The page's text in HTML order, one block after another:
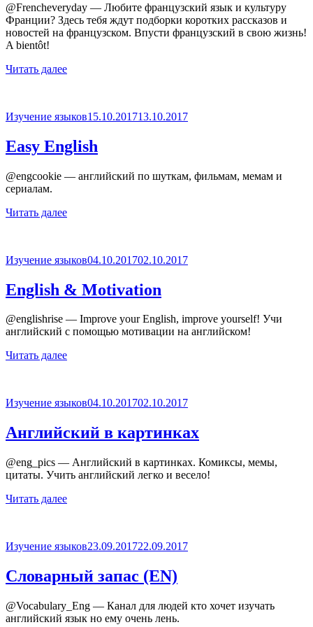
@Frencheveryday — Любите французский язык и культуру
Франции? Здесь тебя ждут подборки коротких рассказов и
новостей на французском. Впусти французский в свою жизнь!
A bientôt!
Читать далее
Изучение языковОпубликовано
15.10.201713.10.2017
Easy English
@engcookie — английский по шуткам, фильмам, мемам и
сериалам.
Читать далее
Изучение языковОпубликовано
04.10.201702.10.2017
English & Motivation
@englishrise — Improve your English, improve yourself! Учи
английский с помощью мотивации на английском!
Читать далее
Изучение языковОпубликовано
04.10.201702.10.2017
Английский в картинках
@eng_pics — Английский в картинках. Комиксы, мемы,
цитаты. Учить английский легко и весело!
Читать далее
Изучение языковОпубликовано
23.09.201722.09.2017
Словарный запас (EN)
@Vocabulary_Eng — Канал для людей кто хочет изучать
английский язык но ему очень лень.